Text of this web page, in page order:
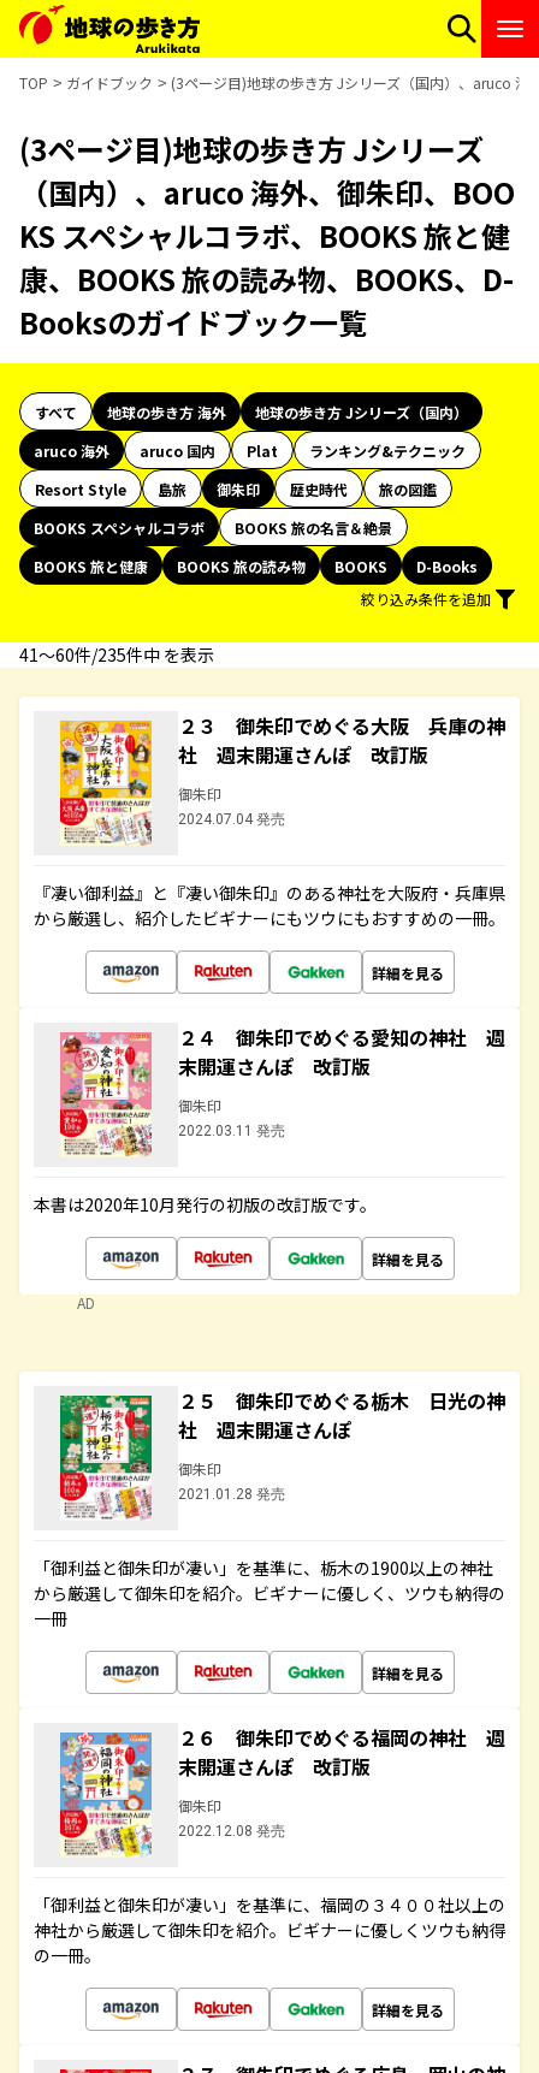
TOP ガイドブック (3ページ目)地球の歩き方 Jシリーズ（国内）、aruco 海
(3ページ目)地球の歩き方 Jシリーズ
（国内）、aruco 海外、御朱印、BOO
KS スペシャルコラボ、BOOKS 旅と健
康、BOOKS 旅の読み物、BOOKS、D-
Booksのガイドブック一覧
すべて 地球の歩き方 海外
地球の歩き方 Jシリーズ（国内）
aruco 海外
aruco 国内 Plat
ランキング&テクニック
Resort Style
島旅 御朱印 歴史時代
旅の図鑑
BOOKS スペシャルコラボ
BOOKS 旅の名言＆絶景
BOOKS 旅と健康
BOOKS 旅の読み物 BOOKS
D-Books
絞り込み条件を追加
41〜60件/235件中 を表示
２３ 御朱印でめぐる大阪 兵庫の神
社 週末開運さんぽ 改訂版
御朱印
2024.07.04 発売
『凄い御利益』と『凄い御朱印』のある神社を大阪府・兵庫県
から厳選し、紹介したビギナーにもツウにもおすすめの一冊。
詳細を見る
２４ 御朱印でめぐる愛知の神社 週
末開運さんぽ 改訂版
御朱印
2022.03.11 発売
本書は2020年10月発行の初版の改訂版です。
詳細を見る
AD
２５ 御朱印でめぐる栃木 日光の神
社 週末開運さんぽ
御朱印
2021.01.28 発売
「御利益と御朱印が凄い」を基準に、栃木の1900以上の神社
から厳選して御朱印を紹介。ビギナーに優しく、ツウも納得の
一冊
詳細を見る
２６ 御朱印でめぐる福岡の神社 週
末開運さんぽ 改訂版
御朱印
2022.12.08 発売
「御利益と御朱印が凄い」を基準に、福岡の３４００社以上の
神社から厳選して御朱印を紹介。ビギナーに優しくツウも納得
の一冊。
詳細を見る